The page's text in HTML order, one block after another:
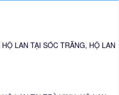
LAN TẠI SÓC TRĂNG, HỘ LAN